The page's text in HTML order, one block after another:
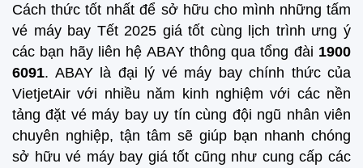
Cách thức tốt nhất để sở hữu cho mình những tấm
vé máy bay Tết 2025 giá tốt cùng lịch trình ưng ý
các bạn hãy liên hệ ABAY thông qua tổng đài 1900
6091. ABAY là đại lý vé máy bay chính thức của
VietjetAir với nhiều năm kinh nghiệm với các nền
tảng đặt vé máy bay uy tín cùng đội ngũ nhân viên
chuyên nghiệp, tận tâm sẽ giúp bạn nhanh chóng
sở hữu vé máy bay giá tốt cũng như cung cấp các